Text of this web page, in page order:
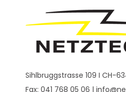
Sihlbruggstrasse 109 I CH-
Fax: 041 768 05 06 |